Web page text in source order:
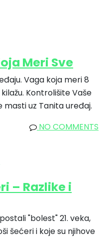
Meri Sve
Vaga koja meri 8
Kontrolišite Vaše
masti uz Tanita uređaj.
NO COMMENTS
– Razlike i
"bolest" 21. veka,
šećeri i koje su njihove